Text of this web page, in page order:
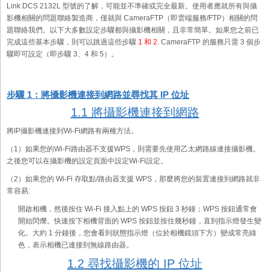
Link DCS 2132L 型號的了解，可能並不準確或完全最新。使用者應就所有與攝
影機相關的問題聯絡製造商，僅就與 CameraFTP（即雲端服務/FTP）相關的問
題聯絡我們。以下大多數設定步驟都與攝影機相關，且非常簡單。如果您之前已
完成這些基本步驟，則可以跳過這些步驟 1 和 2. CameraFTP 的服務只需 3 個步
驟即可設定（即步驟 3、4 和 5）。
步驟 1：將攝影機連接到網路並尋找其 IP 位址
1.1 將攝影機連接到網路
將IP攝影機連接到Wi-Fi網路有兩種方法。
（1）如果您的Wi-Fi路由器不支援WPS，則需要先使用乙太網路線連接攝影機。
之後您可以在攝影機的設定頁面中設定Wi-Fi設定。
（2）如果您的 Wi-Fi 存取點/路由器支援 WPS，那麼將您的裝置連接到網路就非
常容易:
開啟相機，然後按住 Wi-Fi 接入點上的 WPS 按鈕 3 秒鐘；WPS 按鈕通常會
開始閃爍。快速按下相機背面的 WPS 按鈕並按住幾秒鐘，直到指示燈發生變
化。大約 1 分鐘後，您會看到狀態指示燈（位於相機鏡頭下方）變成常亮綠
色，表示相機已連接到無線路由器。
1.2 尋找攝影機的 IP 位址